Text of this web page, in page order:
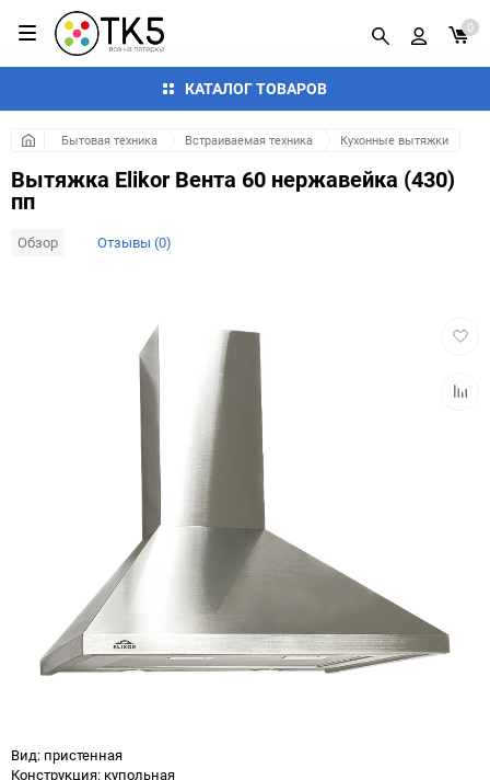
КАТАЛОГ ТОВАРОВ
0
Бытовая техника Встраиваемая техника Кухонные вытяжки
Вытяжка Elikor Вента 60 нержавейка (430)
пп
Обзор Отзывы (0)
Вид: пристенная
Конструкция: купольная